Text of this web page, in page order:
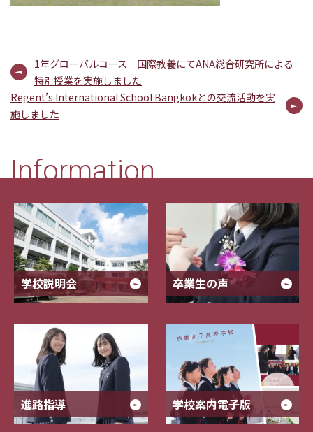
1年グローバルコース 国際教養にてANA総合研究所による
特別授業を実施しました
Regent’s International School Bangkokとの交流活動を実
施しました
Information
学校説明会 卒業生の声
進路指導 学校案内電子版